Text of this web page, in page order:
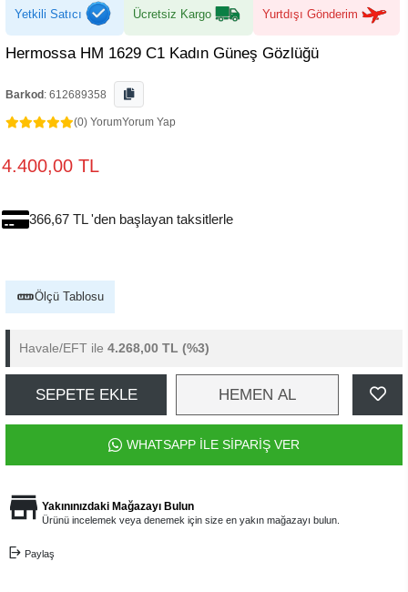
Yetkili Satıcı Ücretsiz Kargo Yurtdışı Gönderim
Hermossa HM 1629 C1 Kadın Güneş Gözlüğü
Barkod : 612689358
(0) YorumYorum Yap
4.400,00 TL
366,67 TL 'den başlayan taksitlerle
Ölçü Tablosu
Havale/EFT ile 4.268,00 TL (%3)
SEPETE EKLE HEMEN AL
WHATSAPP İLE SİPARİŞ VER
Yakınınızdaki Mağazayı Bulun
Ürünü incelemek veya denemek için size en yakın mağazayı bulun.
Paylaş